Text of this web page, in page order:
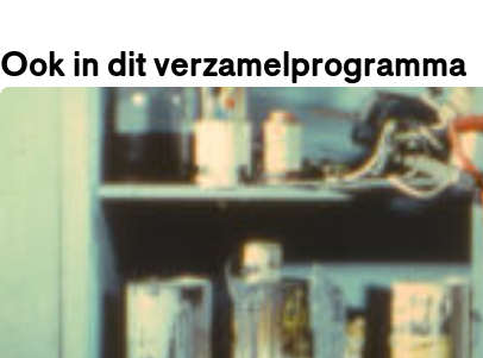
Ook in dit verzamelprogramma